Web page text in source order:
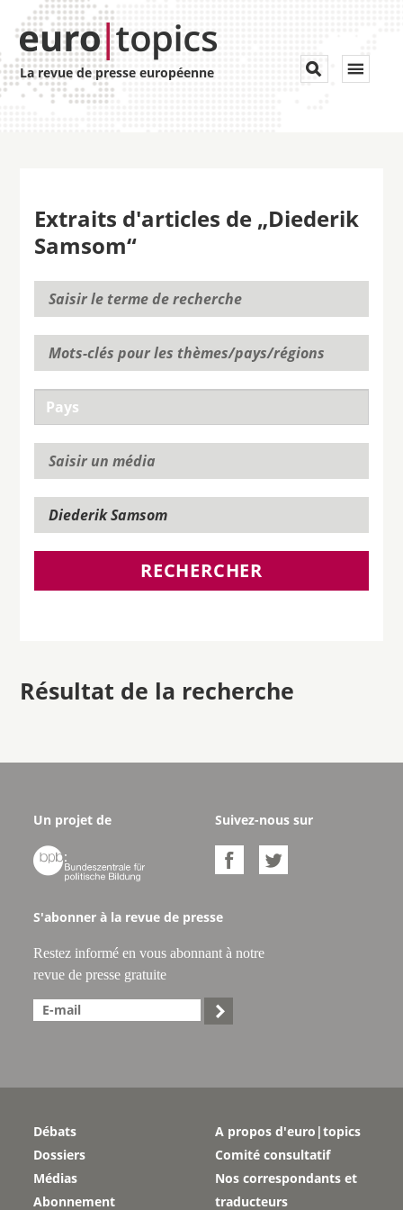
La revue de presse européenne Toggle


Extraits d'articles de „Diederik
Samsom“
RECHERCHER
Résultat de la recherche
Un projet de

Suivez-nous sur
 
S'abonner à la revue de presse
Restez informé en vous abonnant à notre
revue de presse gratuite

Débats
Dossiers
Médias
Abonnement
A propos d'euro|topics
Comité consultatif
Nos correspondants et
traducteurs